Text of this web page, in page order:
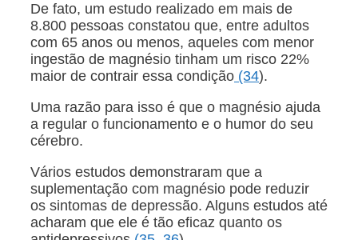
De fato, um estudo realizado em mais de
8.800 pessoas constatou que, entre adultos
com 65 anos ou menos, aqueles com menor
ingestão de magnésio tinham um risco 22%
maior de contrair essa condição (34).
Uma razão para isso é que o magnésio ajuda
a regular o funcionamento e o humor do seu
cérebro.
Vários estudos demonstraram que a
suplementação com magnésio pode reduzir
os sintomas de depressão. Alguns estudos até
acharam que ele é tão eficaz quanto os